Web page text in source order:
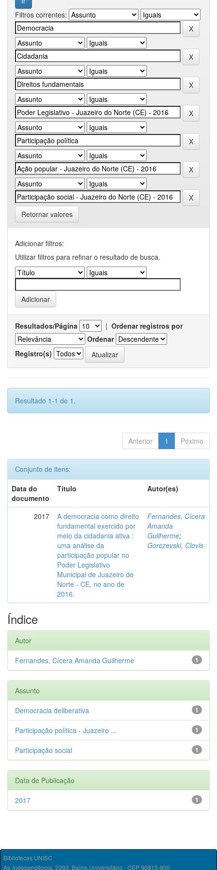
Filtros correntes:
Retornar valores
Adicionar filtros:
Utilizar filtros para refinar o resultado de busca.
Resultados/Página | Ordenar registros por
Ordenar
Registro(s)
Resultado 1-1 de 1.
Anterior 1 Póximo
Conjunto de itens:
Data do
documento
Título Autor(es)
2017
A democracia como direito
fundamental exercido por
meio da cidadania ativa :
uma análise da
participação popular no
Poder Legislativo
Municipal de Juazeiro do
Norte - CE, no ano de
2016.
Fernandes, Cícera
Amanda
Guilherme;
Gorczevski, Clovis
Índice
Autor
1
Fernandes, Cícera Amanda Guilherme
Assunto
1
Democracia deliberativa
1
Participação política - Juazeiro ...
1
Participação social
Data de Publicação
1
2017
Bibliotecas UNISC
Av. Independência, 2293, Bairro Universitário - CEP 96815-900